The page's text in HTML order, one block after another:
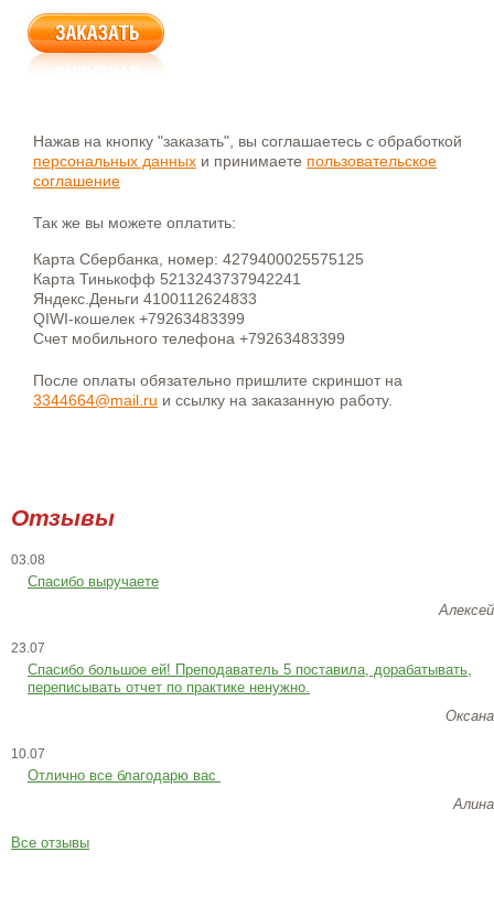
Нажав на кнопку "заказать", вы соглашаетесь с обработкой
персональных данных и принимаете пользовательское
соглашение
Так же вы можете оплатить:
Карта Сбербанка, номер: 4279400025575125
Карта Тинькофф 5213243737942241
Яндекс.Деньги 4100112624833
QIWI-кошелек +79263483399
Счет мобильного телефона +79263483399
После оплаты обязательно пришлите скриншот на
3344664@mail.ru и ссылку на заказанную работу.
Отзывы
03.08
Спасибо выручаете
Алексей
23.07
Cпасибо большое ей! Преподаватель 5 поставила, дорабатывать,
переписывать отчет по практике ненужно.
Оксана
10.07
Отлично все благодарю вас
Алина
Все отзывы